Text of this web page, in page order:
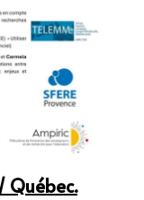
Québec.